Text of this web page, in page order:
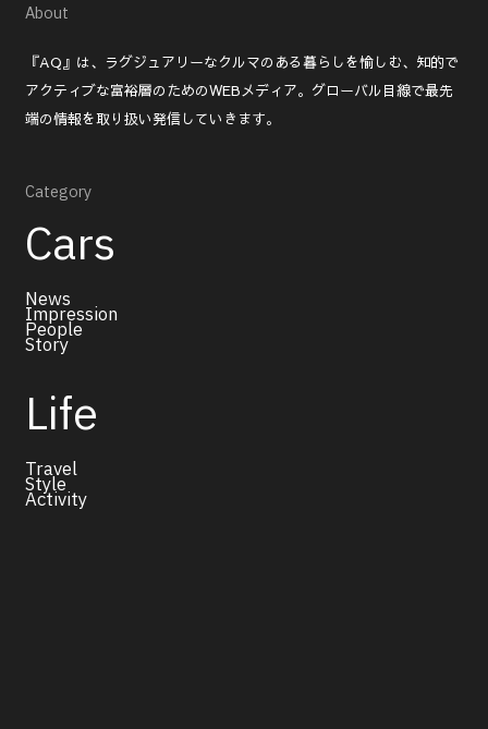
About
『AQ』は、ラグジュアリーなクルマのある暮らしを愉しむ、知的で
アクティブな富裕層のためのWEBメディア。グローバル目線で最先
端の情報を取り扱い発信していきます。
Category
Cars
News
Impression
People
Story
Life
Travel
Style
Activity